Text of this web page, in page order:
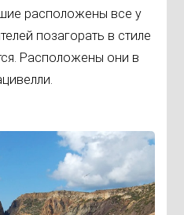
расположены все у
позагорать в стиле
Расположены они в